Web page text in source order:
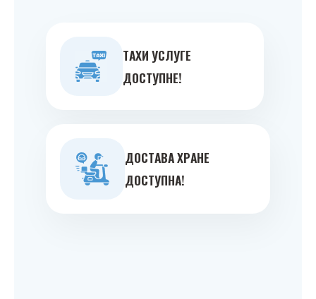
ТAXИ УСЛУГE
ДOСТУПНE!
ДOСТAВA ХРAНE
ДOСТУПНA!